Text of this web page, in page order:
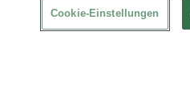
Cookie-Einstellungen